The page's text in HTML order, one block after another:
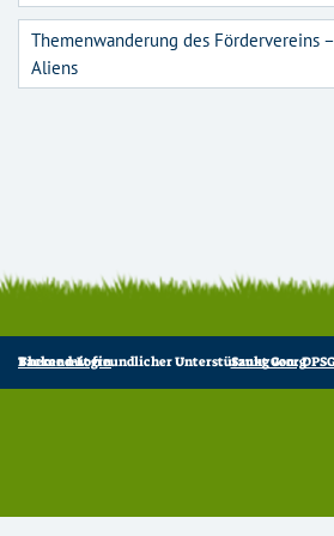
Themenwanderung des Fördervereins
Aliens
Backend-Login
Theme mit freundlicher Unterstützung von:
DPSG – Deutsche Pfadfinderschaft Sankt Georg